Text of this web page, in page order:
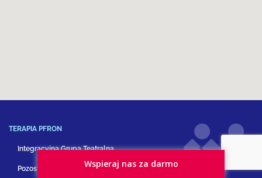
TERAPIA PFRON
Integracyjna Grupa Teatralna
Pozostałe formy terapiiWspieraj nas za darmo